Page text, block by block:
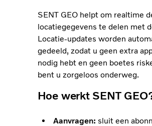
SENT GEO helpt om realtime
locatiegegevens te delen met
Locatie-updates worden
gedeeld, zodat u geen extra
nodig hebt en geen boetes
bent u zorgeloos onderweg.
Hoe werkt SENT
Aanvragen: sluit een